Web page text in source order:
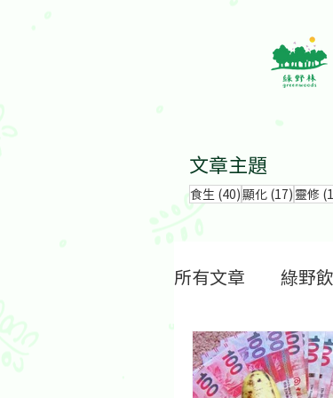
文章主題
食生 (40)40 篇文章
顯化 (17) 17 篇
靈修
所有文章 綠野